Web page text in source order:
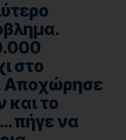
στο
Αποχώρησε
και το
πήγε να